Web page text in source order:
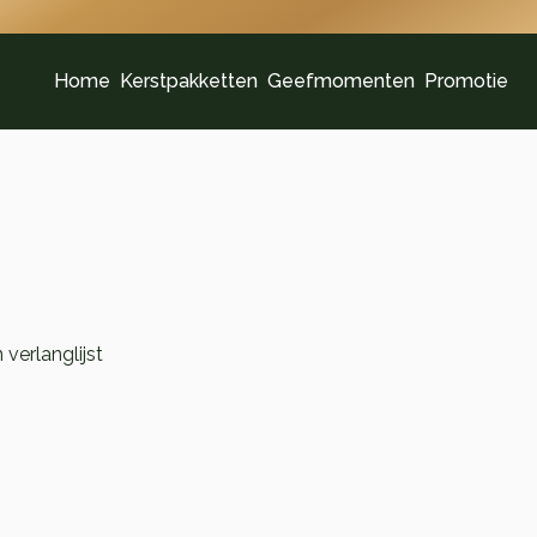
Home Kerstpakketten Geefmomenten Promotie
verlanglijst